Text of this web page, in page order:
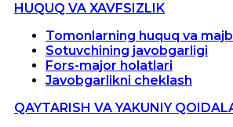
HUQUQ VA XAVFSIZLIK
Tomonlarning huquq va
Sotuvchining javobgarligi
Fors-major holatlari
Javobgarlikni cheklash
QAYTARISH VA YAKUNIY